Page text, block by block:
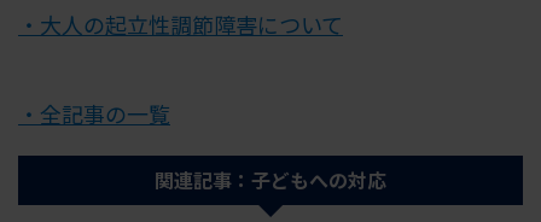
・大人の起立性調節障害について
・全記事の一覧
関連記事：子どもへの対応